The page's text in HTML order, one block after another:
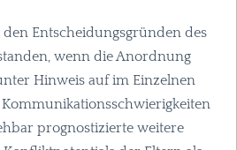
den Entscheidungsgründen des
wenn die Anordnung
Hinweis auf im Einzelnen
prognostizierte weitere